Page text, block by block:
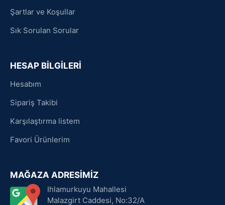
Şartlar ve Koşullar
Sık Sorulan Sorular
HESAP BİLGİLERİ
Hesabım
Sipariş Takibi
Karşılaştırma listem
Favori Ürünlerim
MAĞAZA ADRESİMİZ
Ihlamurkuyu Mahallesi
Malazgirt Caddesi, No:32/A